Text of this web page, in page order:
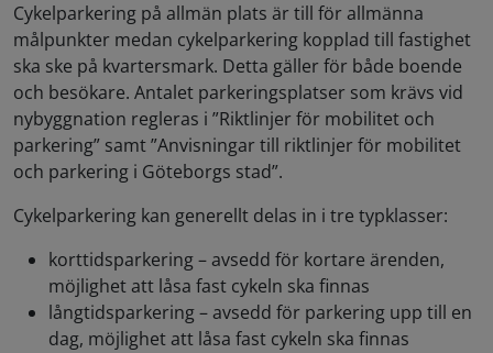
Cykelparkering på allmän plats är till för allmänna
målpunkter medan cykelparkering kopplad till fastighet
ska ske på kvartersmark. Detta gäller för både boende
och besökare. Antalet parkeringsplatser som krävs vid
nybyggnation regleras i ”Riktlinjer för mobilitet och
parkering” samt ”Anvisningar till riktlinjer för mobilitet
och parkering i Göteborgs stad”.
Cykelparkering kan generellt delas in i tre typklasser:
korttidsparkering – avsedd för kortare ärenden,
möjlighet att låsa fast cykeln ska finnas
långtidsparkering – avsedd för parkering upp till en
dag, möjlighet att låsa fast cykeln ska finnas